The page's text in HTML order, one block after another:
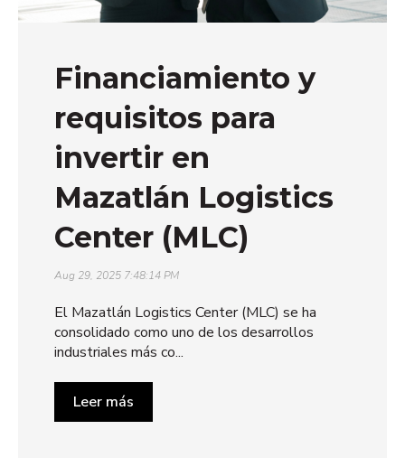
Financiamiento y
requisitos para
invertir en
Mazatlán Logistics
Center (MLC)
Aug 29, 2025 7:48:14 PM
El Mazatlán Logistics Center (MLC) se ha
consolidado como uno de los desarrollos
industriales más co...
Leer más